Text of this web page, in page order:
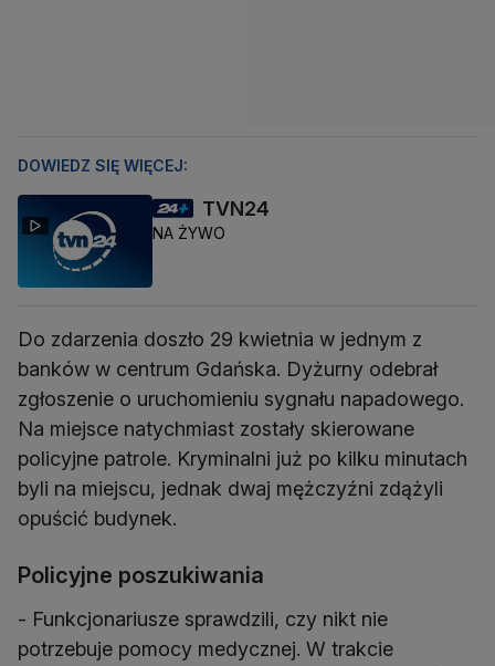
DOWIEDZ SIĘ WIĘCEJ:
TVN24
NA ŻYWO
Do zdarzenia doszło 29 kwietnia w jednym z
banków w centrum Gdańska. Dyżurny odebrał
zgłoszenie o uruchomieniu sygnału napadowego.
Na miejsce natychmiast zostały skierowane
policyjne patrole. Kryminalni już po kilku minutach
byli na miejscu, jednak dwaj mężczyźni zdążyli
opuścić budynek.
Policyjne poszukiwania
- Funkcjonariusze sprawdzili, czy nikt nie
potrzebuje pomocy medycznej. W trakcie